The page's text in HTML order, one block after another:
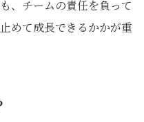
、チームの責任を負って
めて成長できるかかが重